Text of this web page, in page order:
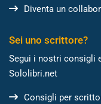
Diventa un
Sei uno scrittore?
Segui i nostri consigli
Sololibri.net
Consigli per